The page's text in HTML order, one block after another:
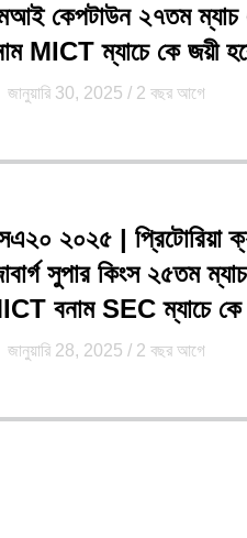
কেপটাউন ২৭তম ম্যাচ
MICT ম্যাচে কে জয়ী
জানুয়ারি 30, 2025 / 2 বছর আগে
২০২৫ | প্রিটোরিয়া
সুপার কিংস ২৫তম
বনাম SEC ম্যাচে কে
জানুয়ারি 28, 2025 / 2 বছর আগে